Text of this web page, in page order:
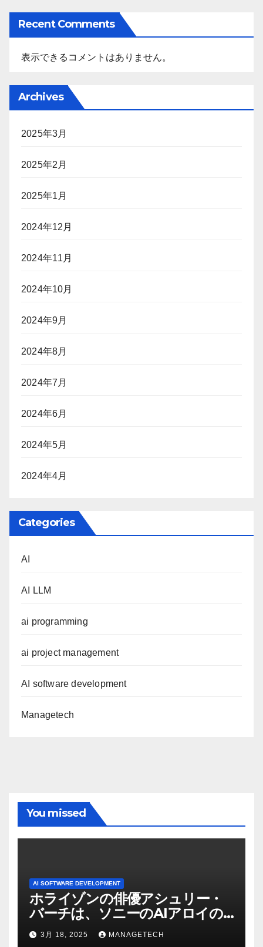
Recent Comments
表示できるコメントはありません。
Archives
2025年3月
2025年2月
2025年1月
2024年12月
2024年11月
2024年10月
2024年9月
2024年8月
2024年7月
2024年6月
2024年5月
2024年4月
Categories
AI
AI LLM
ai programming
ai project management
AI software development
Managetech
You missed
AI SOFTWARE DEVELOPMENT
ホライゾンの俳優アシュリー・
バーチは、ソニーのAIアロイの
ビデオを見て「ゲームパフォー
マンスという芸術形式に不安を
3月 18, 2025 MANAGETECH